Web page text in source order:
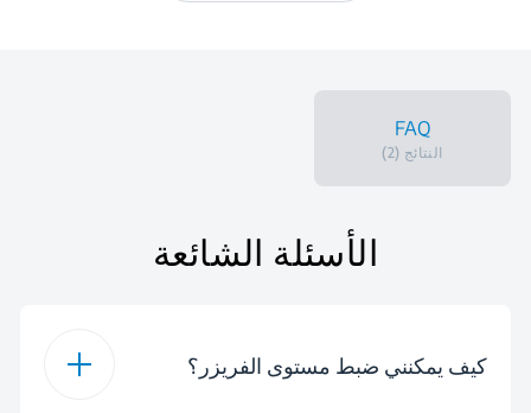
FAQ
النتائج (2)
الأسئلة الشائعة
كيف يمكنني ضبط مستوى الفريزر؟